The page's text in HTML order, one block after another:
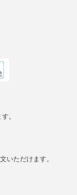
。
いただけます。